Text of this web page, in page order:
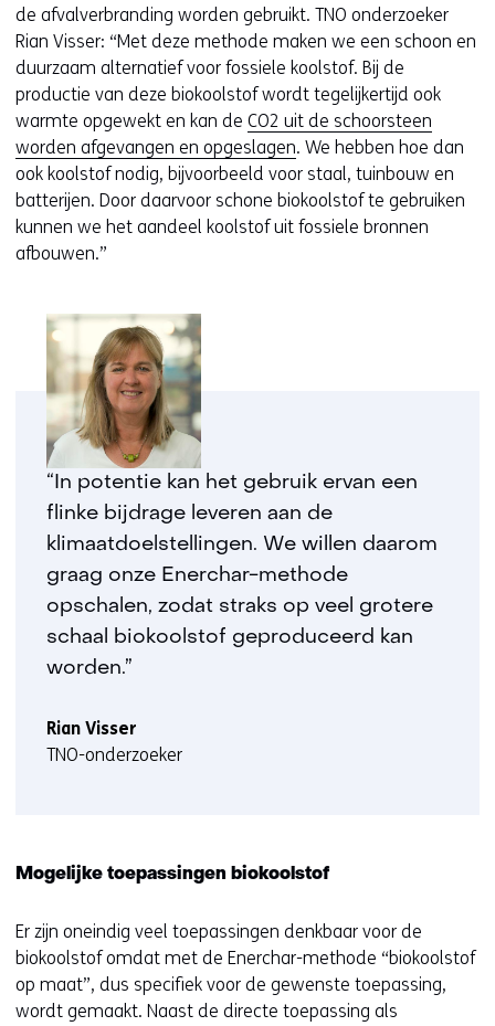
de afvalverbranding worden gebruikt. TNO onderzoeker
Rian Visser: “Met deze methode maken we een schoon en
duurzaam alternatief voor fossiele koolstof. Bij de
productie van deze biokoolstof wordt tegelijkertijd ook
warmte opgewekt en kan de CO2 uit de schoorsteen
worden afgevangen en opgeslagen. We hebben hoe dan
ook koolstof nodig, bijvoorbeeld voor staal, tuinbouw en
batterijen. Door daarvoor schone biokoolstof te gebruiken
kunnen we het aandeel koolstof uit fossiele bronnen
afbouwen.”
“In potentie kan het gebruik ervan een
flinke bijdrage leveren aan de
klimaatdoelstellingen. We willen daarom
graag onze Enerchar-methode
opschalen, zodat straks op veel grotere
schaal biokoolstof geproduceerd kan
worden.”
Rian Visser
TNO-onderzoeker
Mogelijke toepassingen biokoolstof
Er zijn oneindig veel toepassingen denkbaar voor de
biokoolstof omdat met de Enerchar-methode “biokoolstof
op maat”, dus specifiek voor de gewenste toepassing,
wordt gemaakt. Naast de directe toepassing als